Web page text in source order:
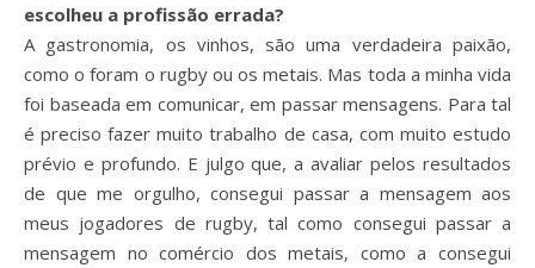
escolheu a profissão errada?
A gastronomia, os vinhos, são uma verdadeira paixão,
como o foram o rugby ou os metais. Mas toda a minha vida
foi baseada em comunicar, em passar mensagens. Para tal
é preciso fazer muito trabalho de casa, com muito estudo
prévio e profundo. E julgo que, a avaliar pelos resultados
de que me orgulho, consegui passar a mensagem aos
meus jogadores de rugby, tal como consegui passar a
mensagem no comércio dos metais, como a consegui